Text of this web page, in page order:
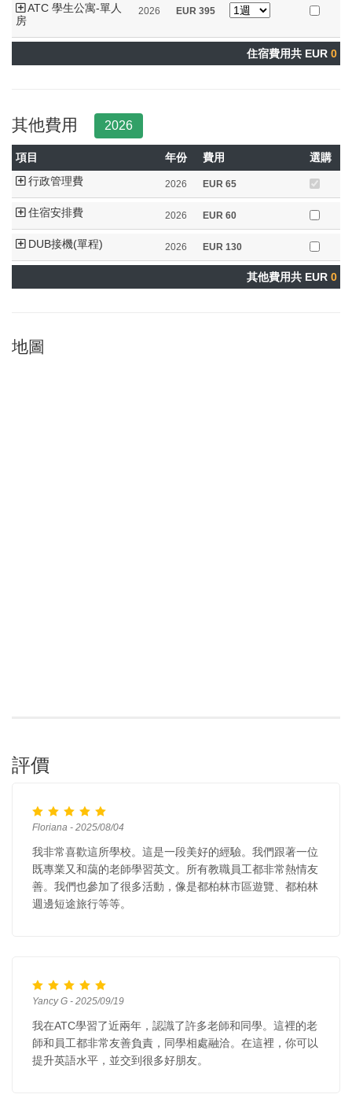
ATC 學生公寓-單人
房
2026 EUR 395
住宿費用共 EUR 0
其他費用 2026
項目 年份 費用
選購
行政管理費
2026 EUR 65
住宿安排費 2026 EUR 60
DUB接機(單程) 2026 EUR 130
其他費用共 EUR 0
地圖
評價
Floriana - 2025/08/04
我非常喜歡這所學校。這是一段美好的經驗。我們跟著一位
既專業又和藹的老師學習英文。所有教職員工都非常熱情友
善。我們也參加了很多活動，像是都柏林市區遊覽、都柏林
週邊短途旅行等等。
Yancy G - 2025/09/19
我在ATC學習了近兩年，認識了許多老師和同學。這裡的老
師和員工都非常友善負責，同學相處融洽。在這裡，你可以
提升英語水平，並交到很多好朋友。